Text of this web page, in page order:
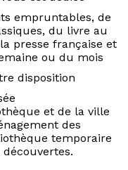
empruntables, de
du livre au
presse française et
ou du mois
disposition
et de la ville
des
temporaire